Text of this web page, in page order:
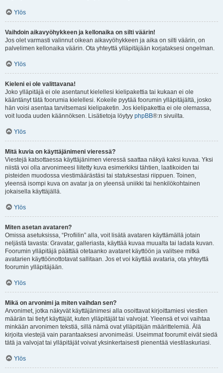
Ylös
Vaihdoin aikavyöhykkeen ja kellonaika on silti väärin!
Jos olet varmasti valinnut oikean aikavyöhykkeen ja aika on silti väärin, on
palvelimen kellonaika väärin. Ota yhteyttä ylläpitäjään korjataksesi ongelman.
Ylös
Kieleni ei ole valittavana!
Joko ylläpitäjä ei ole asentanut kielellesi kielipakettia tai kukaan ei ole
kääntänyt tätä foorumia kielellesi. Kokeile pyytää foorumin ylläpitäjältä, josko
hän voisi asentaa tarvitsemasi kielipaketin. Jos kielipakettia ei ole olemassa,
voit luoda uuden käännöksen. Lisätietoja löytyy phpBB®:n sivuilta.
Ylös
Mitä kuvia on käyttäjänimeni vieressä?
Viestejä katsottaessa käyttäjänimen vieressä saattaa näkyä kaksi kuvaa. Yksi
niistä voi olla arvonimeesi liitetty kuva esimerkiksi tähtien, laatikoiden tai
pisteiden muodossa viestimäärästäsi tai statuksestasi riippuen. Toinen,
yleensä isompi kuva on avatar ja on yleensä uniikki tai henkilökohtainen
jokaisella käyttäjällä.
Ylös
Miten asetan avataren?
Omissa asetuksissa, “Profiilin” alla, voit lisätä avataren käyttämällä jotain
neljästä tavasta: Gravatar, galleriasta, käyttää kuvaa muualta tai ladata kuvan.
Foorumin ylläpitäjä päättää otetaanko avataret käyttöön ja valitsee mitkä
avatarien käyttöönottotavat sallitaan. Jos et voi käyttää avataria, ota yhteyttä
foorumin ylläpitäjään.
Ylös
Mikä on arvonimi ja miten vaihdan sen?
Arvonimet, jotka näkyvät käyttäjänimesi alla osoittavat kirjoittamiesi viestien
määrän tai tietyt käyttäjät, kuten ylläpitäjät tai valvojat. Yleensä et voi vaihtaa
minkään arvonimen tekstiä, sillä nämä ovat ylläpitäjän määrittelemiä. Älä
kirjoita viestejä vain parantaaksesi arvonimeäsi. Useimmat foorumit eivät siedä
tätä ja valvojat tai ylläpitäjät voivat yksinkertaisesti pienentää viestilaskuriasi.
Ylös